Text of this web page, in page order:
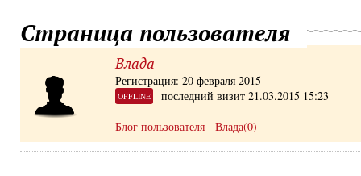
Страница пользователя
Влада
Регистрация: 20 февраля 2015
OFFLINE
последний визит 21.03.2015 15:23
Блог пользователя - Влада(0)